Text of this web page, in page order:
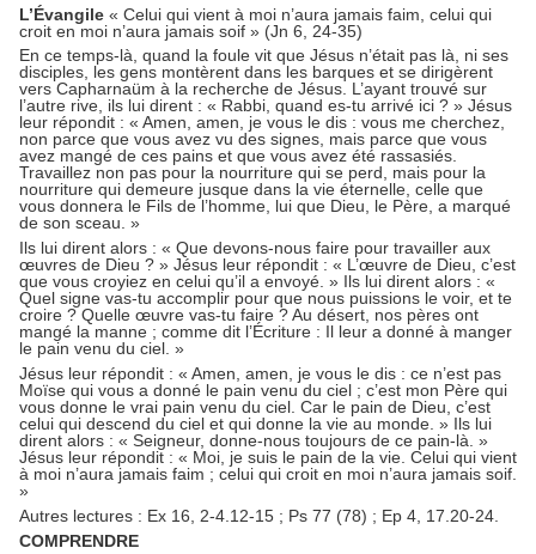
L’Évangile « Celui qui vient à moi n’aura jamais faim, celui qui
croit en moi n’aura jamais soif » (Jn 6, 24-35)
En ce temps-là, quand la foule vit que Jésus n’était pas là, ni ses
disciples, les gens montèrent dans les barques et se dirigèrent
vers Capharnaüm à la recherche de Jésus. L’ayant trouvé sur
l’autre rive, ils lui dirent : « Rabbi, quand es-tu arrivé ici ? » Jésus
leur répondit : « Amen, amen, je vous le dis : vous me cherchez,
non parce que vous avez vu des signes, mais parce que vous
avez mangé de ces pains et que vous avez été rassasiés.
Travaillez non pas pour la nourriture qui se perd, mais pour la
nourriture qui demeure jusque dans la vie éternelle, celle que
vous donnera le Fils de l’homme, lui que Dieu, le Père, a marqué
de son sceau. »
Ils lui dirent alors : « Que devons-nous faire pour travailler aux
œuvres de Dieu ? » Jésus leur répondit : « L’œuvre de Dieu, c’est
que vous croyiez en celui qu’il a envoyé. » Ils lui dirent alors : «
Quel signe vas-tu accomplir pour que nous puissions le voir, et te
croire ? Quelle œuvre vas-tu faire ? Au désert, nos pères ont
mangé la manne ; comme dit l’Écriture : Il leur a donné à manger
le pain venu du ciel. »
Jésus leur répondit : « Amen, amen, je vous le dis : ce n’est pas
Moïse qui vous a donné le pain venu du ciel ; c’est mon Père qui
vous donne le vrai pain venu du ciel. Car le pain de Dieu, c’est
celui qui descend du ciel et qui donne la vie au monde. » Ils lui
dirent alors : « Seigneur, donne-nous toujours de ce pain-là. »
Jésus leur répondit : « Moi, je suis le pain de la vie. Celui qui vient
à moi n’aura jamais faim ; celui qui croit en moi n’aura jamais soif.
»
Autres lectures : Ex 16, 2-4.12-15 ; Ps 77 (78) ; Ep 4, 17.20-24.
COMPRENDRE